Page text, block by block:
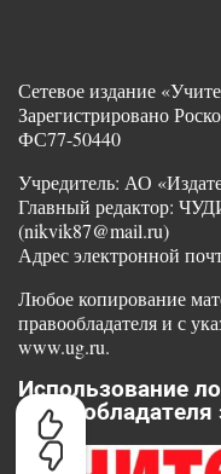
Сетевое издание
Зарегистрировано
ФС77-50440
Учредитель: АО
Главный редактор:
(nikvik87@mail.ru)
Адрес электронной
Любое копирование
правообладателя и с
www.ug.ru.
Использование